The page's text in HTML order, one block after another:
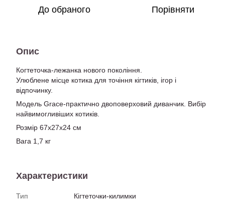
До обраного Порівняти
Опис
Когтеточка-лежанка нового покоління.
Улюблене місце котика для точіння кігтиків, ігор і
відпочинку.
Модель Grace-практично двоповерховий диванчик. Вибір
найвимогливіших котиків.
Розмір 67х27х24 см
Вага 1,7 кг
Характеристики
Тип
Кігтеточки-килимки